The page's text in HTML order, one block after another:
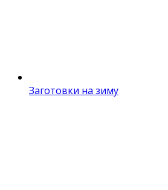
Заготовки на зиму